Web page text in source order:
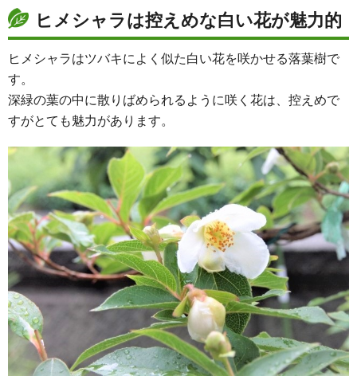
ヒメシャラは控えめな白い花が魅力的
ヒメシャラはツバキによく似た白い花を咲かせる落葉樹で
す。
深緑の葉の中に散りばめられるように咲く花は、控えめで
すがとても魅力があります。